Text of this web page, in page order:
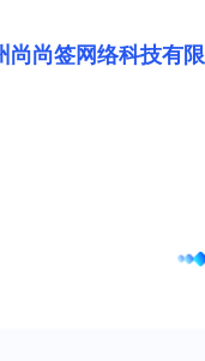
尚尚签网络科技有